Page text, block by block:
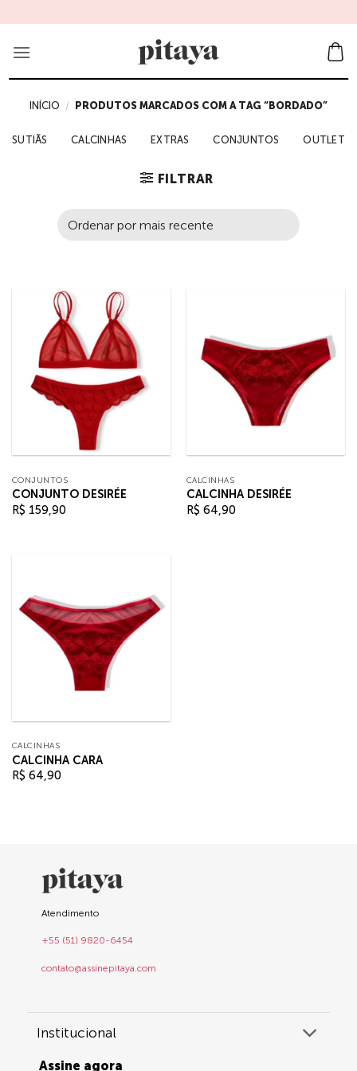
to
content
INÍCIO / PRODUTOS MARCADOS COM A TAG “BORDADO”
SUTIÃS CALCINHAS EXTRAS CONJUNTOS OUTLET
FILTRAR
CONJUNTOS
CONJUNTO DESIRÉE
R$ 159,90
CALCINHAS
CALCINHA DESIRÉE
R$ 64,90
CALCINHAS
CALCINHA CARA
R$ 64,90
Atendimento
+55 (51) 9820-6454
contato@assinepitaya.com
Institucional
Assine agora